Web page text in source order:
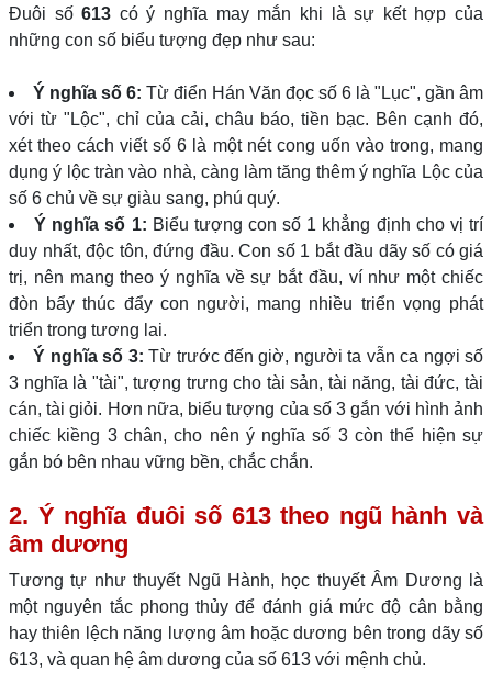
Đuôi số613 có ý nghĩa may mắn khi là sự kết hợp của
những con số biểu tượng đẹp như sau:
Ý nghĩa số 6: Từ điển Hán Văn đọc số 6 là "Lục", gần âm
với từ "Lộc", chỉ của cải, châu báo, tiền bạc. Bên cạnh đó,
xét theo cách viết số 6 là một nét cong uốn vào trong, mang
dụng ý lộc tràn vào nhà, càng làm tăng thêm ý nghĩa Lộc của
số 6 chủ về sự giàu sang, phú quý.
Ý nghĩa số 1: Biểu tượng con số 1 khẳng định cho vị trí
duy nhất, độc tôn, đứng đầu. Con số 1 bắt đầu dãy số có giá
trị, nên mang theo ý nghĩa về sự bắt đầu, ví như một chiếc
đòn bẩy thúc đẩy con người, mang nhiều triển vọng phát
triển trong tương lai.
Ý nghĩa số 3: Từ trước đến giờ, người ta vẫn ca ngợi số
3 nghĩa là "tài", tượng trưng cho tài sản, tài năng, tài đức, tài
cán, tài giỏi. Hơn nữa, biểu tượng của số 3 gắn với hình ảnh
chiếc kiềng 3 chân, cho nên ý nghĩa số 3 còn thể hiện sự
gắn bó bên nhau vững bền, chắc chắn.
2. Ý nghĩa đuôi số 613 theo ngũ hành và
âm dương
Tương tự như thuyết Ngũ Hành, học thuyết Âm Dương là
một nguyên tắc phong thủy để đánh giá mức độ cân bằng
hay thiên lệch năng lượng âm hoặc dương bên trong dãy số
613, và quan hệ âm dương của số 613 với mệnh chủ.